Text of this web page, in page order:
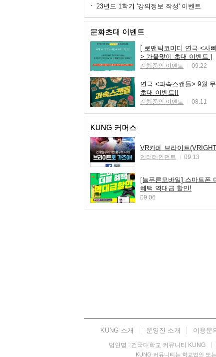
23년도 1학기 '강의정보 작성' 이벤트
문화초대 이벤트
[ 로맨틱코미디 연극 <사
> 가을맞이 초대 이벤트 ]
진행중인 이벤트 09.22
연극 <과속스캔들> 9월
초대 이벤트!!
진행중인 이벤트 08.11
KUNG 커머스
VR카페 브라이트
엔터테인먼트 09.13
[늘푸른모바일] 스마트폰
혜택 역대급 할인!
09.06
KUNG 소개 운영진 소개 이용문
법인명 : 건국대학교 커뮤니티 KUNG
KUNG 커뮤니티는 학교법인 또